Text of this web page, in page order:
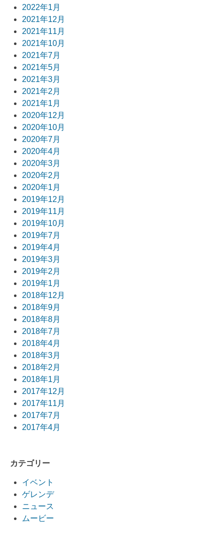
2022年1月
2021年12月
2021年11月
2021年10月
2021年7月
2021年5月
2021年3月
2021年2月
2021年1月
2020年12月
2020年10月
2020年7月
2020年4月
2020年3月
2020年2月
2020年1月
2019年12月
2019年11月
2019年10月
2019年7月
2019年4月
2019年3月
2019年2月
2019年1月
2018年12月
2018年9月
2018年8月
2018年7月
2018年4月
2018年3月
2018年2月
2018年1月
2017年12月
2017年11月
2017年7月
2017年4月
カテゴリー
イベント
ゲレンデ
ニュース
ムービー